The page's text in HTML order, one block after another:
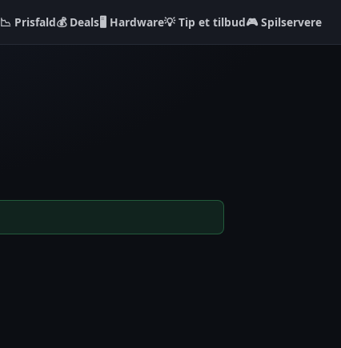
📉 Prisfald💰 Deals🖥️ Hardware💡 Tip et tilbud🎮 Spilservere